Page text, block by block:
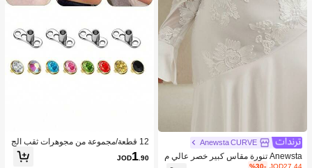
Anewsta CURVE
Anewsta تنورة مقاس كبير خصر عالي م
طاطية بتصميم قطع أنيق مع تطريز ورقع
JOD27.44
%30-
12 قطعة/مجموعة من مجوهرات ثقب الج
سم من الفولاذ المقاوم للصدأ للنساء والر
جال JOD1.90